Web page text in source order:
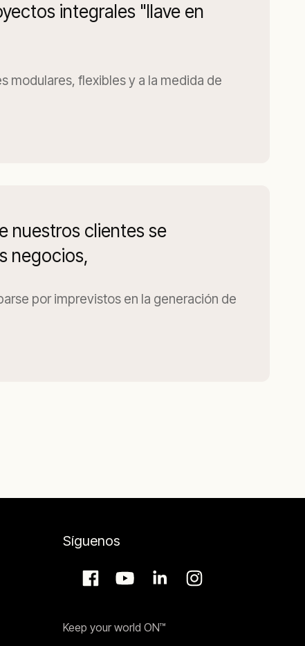
integrales "llave en
modulares, flexibles y a la medida de
nuestros clientes se
negocios,
por imprevistos en la generación de
Síguenos
Keep your world ON™